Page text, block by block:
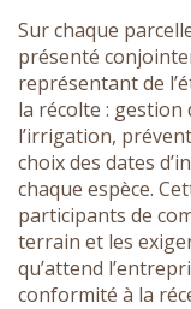
Sur chaque
présenté
représentant de
la récolte : gestion
l’irrigation,
choix des dates
chaque espèce.
participants de
terrain et les
qu’attend
conformité à la